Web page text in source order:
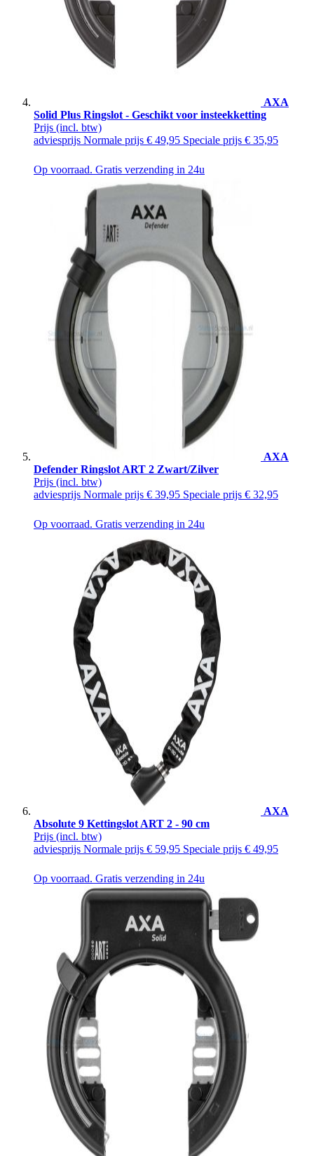
AXA
Solid Plus Ringslot - Geschikt voor insteekketting
Prijs (incl. btw)
adviesprijs Normale prijs € 49,95 Speciale prijs € 35,95
Op voorraad. Gratis verzending in 24u
AXA
Defender Ringslot ART 2 Zwart/Zilver
Prijs (incl. btw)
adviesprijs Normale prijs € 39,95 Speciale prijs € 32,95
Op voorraad. Gratis verzending in 24u
AXA
Absolute 9 Kettingslot ART 2 - 90 cm
Prijs (incl. btw)
adviesprijs Normale prijs € 59,95 Speciale prijs € 49,95
Op voorraad. Gratis verzending in 24u